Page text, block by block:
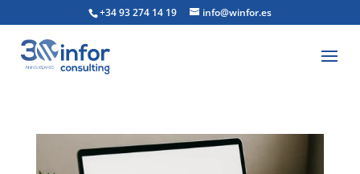
+34 93 274 14 19 info@winfor.es